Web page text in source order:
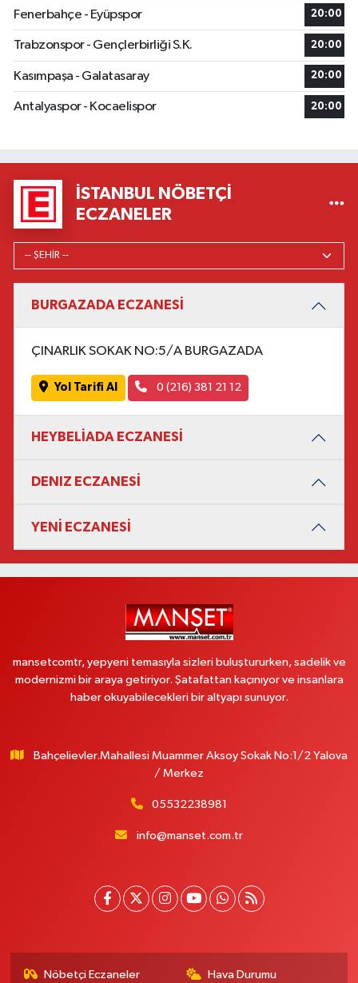
Fenerbahçe - Eyüpspor 20:00
Trabzonspor - Gençlerbirliği S.K. 20:00
Kasımpaşa - Galatasaray 20:00
Antalyaspor - Kocaelispor 20:00
İSTANBUL NÖBETÇI
ECZANELER
BURGAZADA ECZANESİ
ÇINARLIK SOKAK NO:5/A BURGAZADA
Yol Tarifi Al 0 (216) 381 21 12
HEYBELİADA ECZANESİ
DENIZ ECZANESİ
YENİ ECZANESİ
mansetcomtr, yepyeni temasıyla sizleri buluştururken, sadelik ve
modernizmi bir araya getiriyor. Şatafattan kaçınıyor ve insanlara
haber okuyabilecekleri bir altyapı sunuyor.
Bahçelievler.Mahallesi Muammer Aksoy Sokak No:1/2 Yalova
/ Merkez
05532238981
info@manset.com.tr
Nöbetçi Eczaneler Hava Durumu